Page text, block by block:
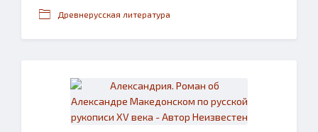
Древнерусская литература